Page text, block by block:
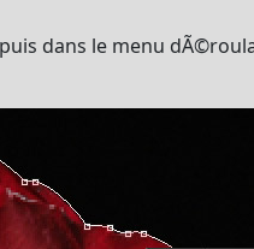
dans le menu